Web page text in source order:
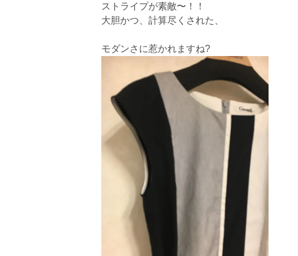
ストライプが素敵〜！！
大胆かつ、計算尽くされた、
モダンさに惹かれますね?